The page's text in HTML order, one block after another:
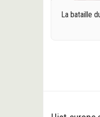
La bataille